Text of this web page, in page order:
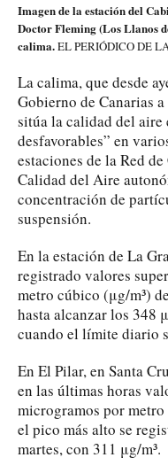
Imagen de la estación del
Doctor Fleming (Los Llanos
calima.EL PERIÓDICO DE
La calima, que desde
Gobierno de Canarias
sitúa la calidad del aire
desfavorables” en
estaciones de la Red
Calidad del Aire
concentración de
suspensión.
En la estación de La
registrado valores
metro cúbico (μg/m³)
hasta alcanzar los 348
cuando el límite diario
En El Pilar, en Santa
en las últimas horas
microgramos por
el pico más alto se
martes, con 311 μg/m³.